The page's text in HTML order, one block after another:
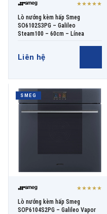
★★★★★
Lò nướng kèm hấp Smeg
SO6102S3PG – Galileo
Steam100 – 60cm – Línea
Liên hệ
SMEG
★★★★★
Lò nướng kèm hấp Smeg
SOP6104S2PG – Galileo Vapor